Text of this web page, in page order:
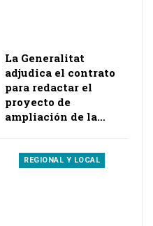
La Generalitat
adjudica el contrato
para redactar el
proyecto de
ampliación de la…
REGIONAL Y LOCAL